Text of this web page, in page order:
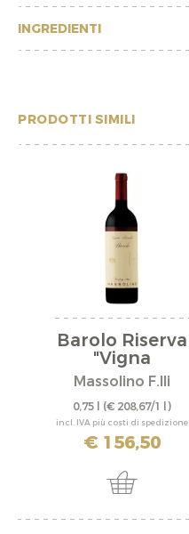
INGREDIENTI
PRODOTTI SIMILI
Barolo Riserva
"Vigna
Rionda"...
Massolino F.lli
0,75 l (€ 208,67/1 l)
incl. IVA più costi di spedizione
€ 156,50